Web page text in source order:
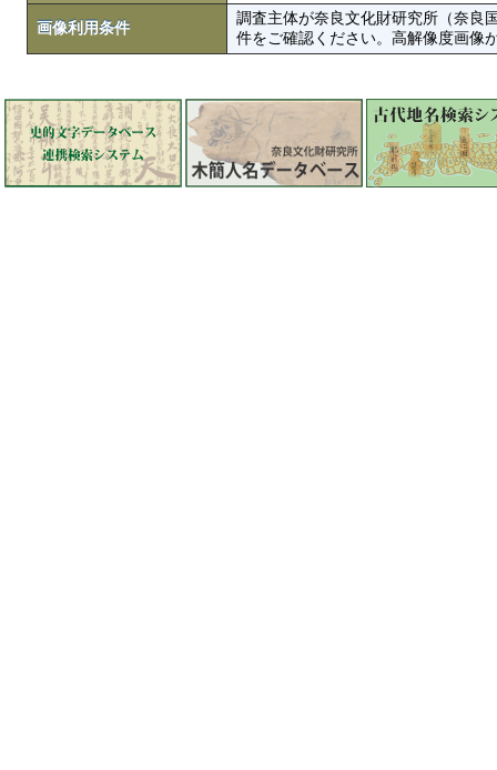
画像利用条件
調査主体が奈良文化財研究所（奈良
件をご確認ください。高解像度画像